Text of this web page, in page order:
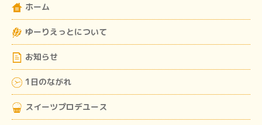
ホーム
ゆーりえっとについて
お知らせ
1日のながれ
スイーツプロデユース